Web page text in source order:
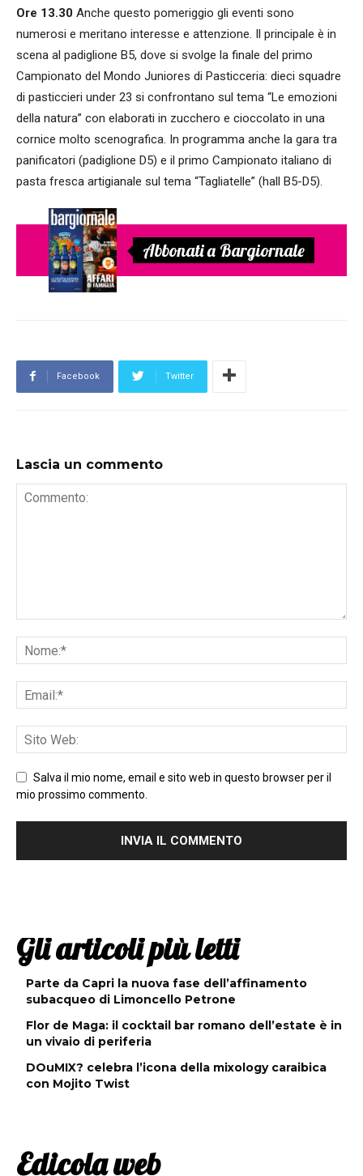
Ore 13.30 Anche questo pomeriggio gli eventi sono
numerosi e meritano interesse e attenzione. Il principale è in
scena al padiglione B5, dove si svolge la finale del primo
Campionato del Mondo Juniores di Pasticceria: dieci squadre
di pasticcieri under 23 si confrontano sul tema “Le emozioni
della natura” con elaborati in zucchero e cioccolato in una
cornice molto scenografica. In programma anche la gara tra
panificatori (padiglione D5) e il primo Campionato italiano di
pasta fresca artigianale sul tema “Tagliatelle” (hall B5-D5).
Abbonati a Bargiornale
Facebook Twitter
Lascia un commento
Salva il mio nome, email e sito web in questo browser per il
mio prossimo commento.
Gli articoli più letti
Parte da Capri la nuova fase dell’affinamento
subacqueo di Limoncello Petrone
Flor de Maga: il cocktail bar romano dell’estate è in
un vivaio di periferia
DOuMIX? celebra l’icona della mixology caraibica
con Mojito Twist
Edicola web